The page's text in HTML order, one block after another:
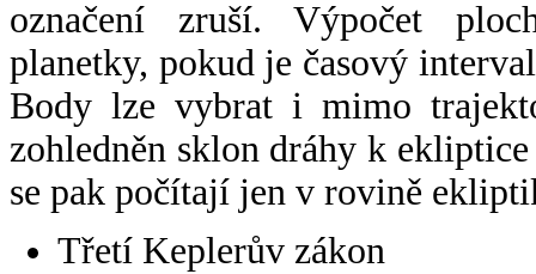
označení zruší. Výpočet
planetky, pokud je časový
Body lze vybrat i mimo
zohledněn sklon dráhy k
se pak počítají jen v rovině
Třetí Keplerův zákon